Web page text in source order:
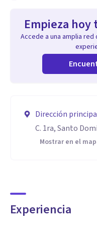
Empieza
Accede a una amplia
Dirección
C. 1ra, Santo
Mostrar en el
Experiencia